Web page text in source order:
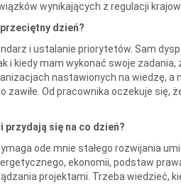
wynikających z regulacji
dzień?
i ustalanie priorytetów. Sam
i kiedy mam wykonać swoje
nastawionych na wiedzę, a
zawiłe. Od pracownika oczekuje
przydają się na co dzień?
ode mnie stałego rozwijania
ekonomii, podstaw
projektami. Trzeba wiedzieć,